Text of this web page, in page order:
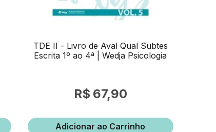
TDE II - Livro de Aval Qual Subtes
Escrita 1º ao 4ª | Wedja Psicologia
67,90
Adicionar ao Carrinho